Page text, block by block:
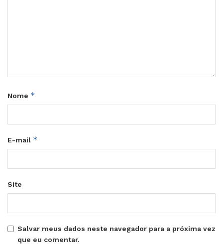
Nome *
E-mail *
Site
Salvar meus dados neste navegador para a próxima vez
que eu comentar.